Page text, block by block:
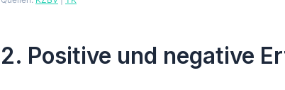
2. Positive und negative